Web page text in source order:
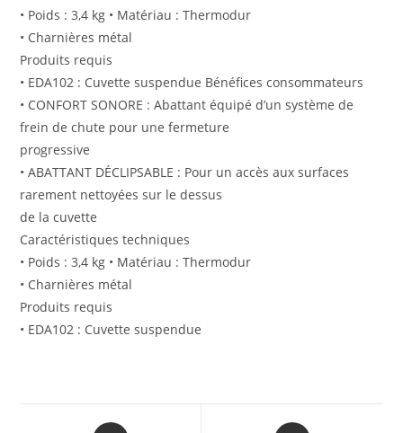
• Poids : 3,4 kg • Matériau : Thermodur
• Charnières métal
Produits requis
• EDA102 : Cuvette suspendue Bénéfices consommateurs
• CONFORT SONORE : Abattant équipé d’un système de
frein de chute pour une fermeture
progressive
• ABATTANT DÉCLIPSABLE : Pour un accès aux surfaces
rarement nettoyées sur le dessus
de la cuvette
Caractéristiques techniques
• Poids : 3,4 kg • Matériau : Thermodur
• Charnières métal
Produits requis
• EDA102 : Cuvette suspendue